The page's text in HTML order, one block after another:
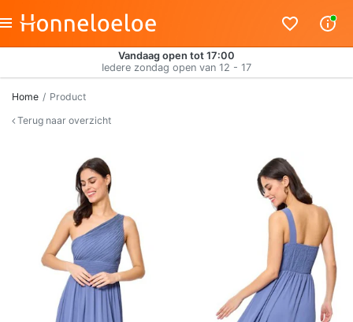
Vandaag open tot 17:00
Iedere zondag open van 12 - 17
Home
Product
Terug naar overzicht